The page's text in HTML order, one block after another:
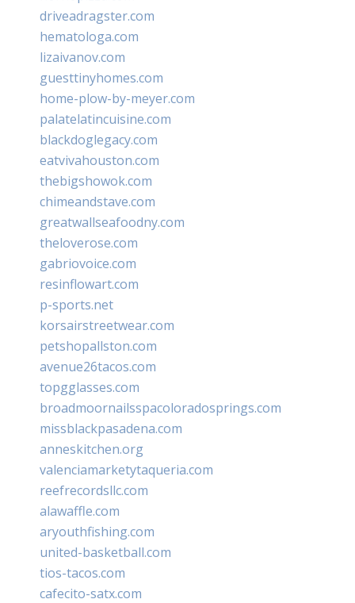
driveadragster.com
hematologa.com
lizaivanov.com
guesttinyhomes.com
home-plow-by-meyer.com
palatelatincuisine.com
blackdoglegacy.com
eatvivahouston.com
thebigshowok.com
chimeandstave.com
greatwallseafoodny.com
theloverose.com
gabriovoice.com
resinflowart.com
p-sports.net
korsairstreetwear.com
petshopallston.com
avenue26tacos.com
topgglasses.com
broadmoornailsspacoloradosprings.com
missblackpasadena.com
anneskitchen.org
valenciamarketytaqueria.com
reefrecordsllc.com
alawaffle.com
aryouthfishing.com
united-basketball.com
tios-tacos.com
cafecito-satx.com